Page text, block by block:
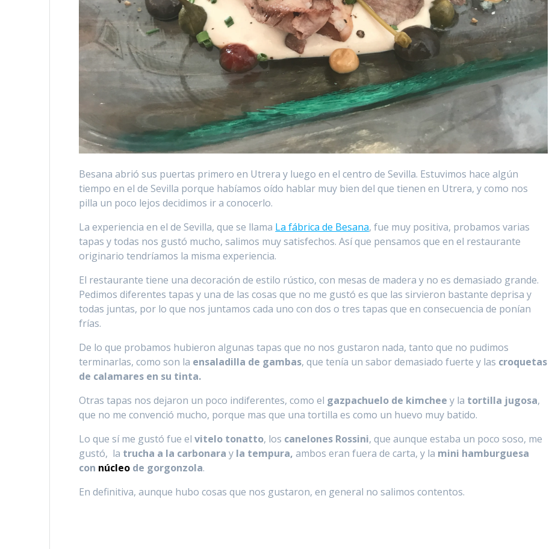
Besana abrió sus puertas primero en Utrera y luego en el centro de Sevilla. Estuvimos hace algún
tiempo en el de Sevilla porque habíamos oído hablar muy bien del que tienen en Utrera, y como nos
pilla un poco lejos decidimos ir a conocerlo.
La experiencia en el de Sevilla, que se llama La fábrica de Besana, fue muy positiva, probamos varias
tapas y todas nos gustó mucho, salimos muy satisfechos. Así que pensamos que en el restaurante
originario tendríamos la misma experiencia.
El restaurante tiene una decoración de estilo rústico, con mesas de madera y no es demasiado grande.
Pedimos diferentes tapas y una de las cosas que no me gustó es que las sirvieron bastante deprisa y
todas juntas, por lo que nos juntamos cada uno con dos o tres tapas que en consecuencia de ponían
frías.
De lo que probamos hubieron algunas tapas que no nos gustaron nada, tanto que no pudimos
terminarlas, como son la ensaladilla de gambas, que tenía un sabor demasiado fuerte y las croquetas
de calamares en su tinta.
Otras tapas nos dejaron un poco indiferentes, como el gazpachuelo de kimchee y la tortilla jugosa,
que no me convenció mucho, porque mas que una tortilla es como un huevo muy batido.
Lo que sí me gustó fue elvitelo tonatto, los canelones Rossini, que aunque estaba un poco soso, me
gustó, la trucha a la carbonaray la tempura,ambos eran fuera de carta, y la mini hamburguesa
con núcleo de gorgonzola.
En definitiva, aunque hubo cosas que nos gustaron, en general no salimos contentos.